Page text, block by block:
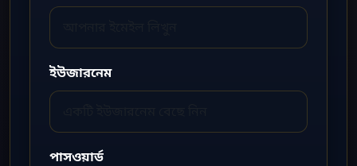
ইউজারনেম
পাসওয়ার্ড